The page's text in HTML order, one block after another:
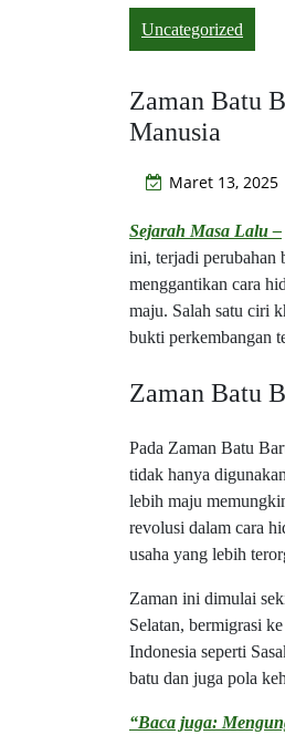
Uncategorized
Zaman Batu
Manusia
Maret 13, 2025
Sejarah Masa Lalu –
ini, terjadi perubahan
menggantikan cara
maju. Salah satu ciri
bukti perkembangan
Zaman Batu
Pada Zaman Batu
tidak hanya
lebih maju
revolusi dalam cara
usaha yang lebih
Zaman ini dimulai
Selatan, bermigrasi
Indonesia seperti
batu dan juga pola
“Baca juga: